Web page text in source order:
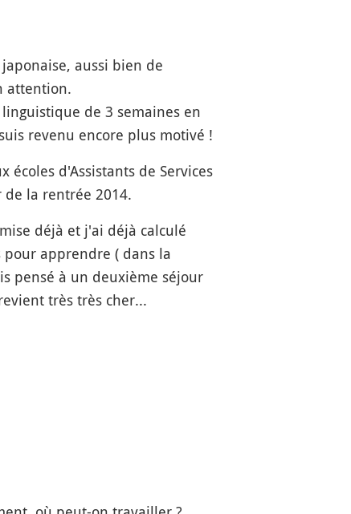
aussi bien de
attention.
de 3 semaines en
revenu encore plus motivé !
d'Assistants de Services
de la rentrée 2014.
déjà et j'ai déjà calculé
apprendre ( dans la
pensé à un deuxième séjour
très très cher...